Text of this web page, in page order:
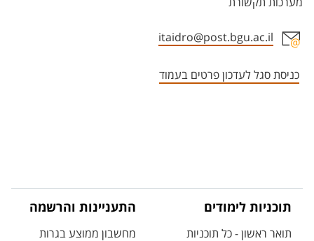
itaidro@post.bgu.ac.il
כניסת סגל לעדכון פרטים בעמוד
תוכניות לימודים
תואר ראשון - כל תוכניות
התעניינות והרשמה
מחשבון ממוצע בגרות